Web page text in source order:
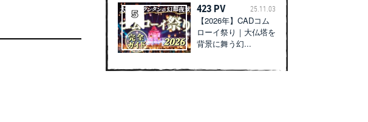
423 PV 25.11.03
【2026年】CADコム
ローイ祭り｜大仏塔を
背景に舞う幻...